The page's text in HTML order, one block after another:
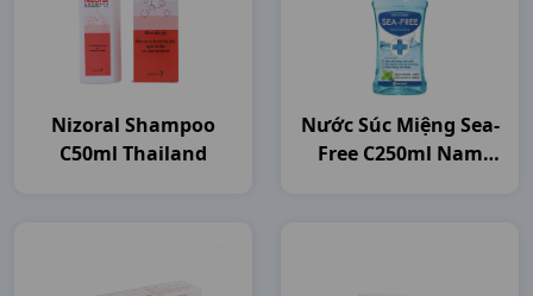
Nizoral Shampoo
C50ml Thailand
Nước Súc Miệng Sea-
Free C250ml Nam